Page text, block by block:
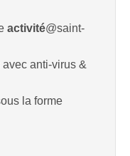
activité@saint-
anti-virus &
la forme